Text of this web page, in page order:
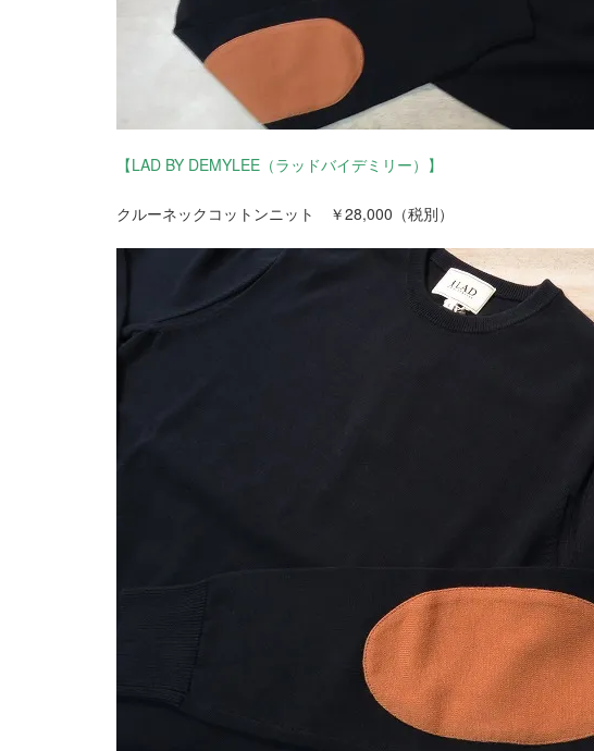
【LAD BY DEMYLEE（ラッドバイデミリー）】
クルーネックコットンニット ￥28,000（税別）